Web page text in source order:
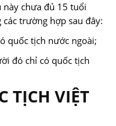
chưa đủ 15 tuổi
trường hợp sau đây:
quốc tịch nước ngoài;
đó chỉ có quốc tịch
TỊCH VIỆT